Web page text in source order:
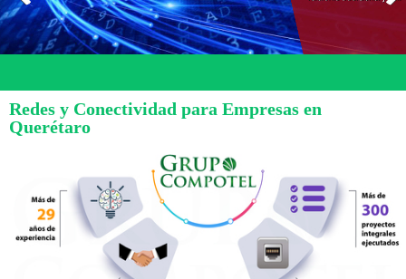
Redes y Conectividad para Empresas en
Querétaro